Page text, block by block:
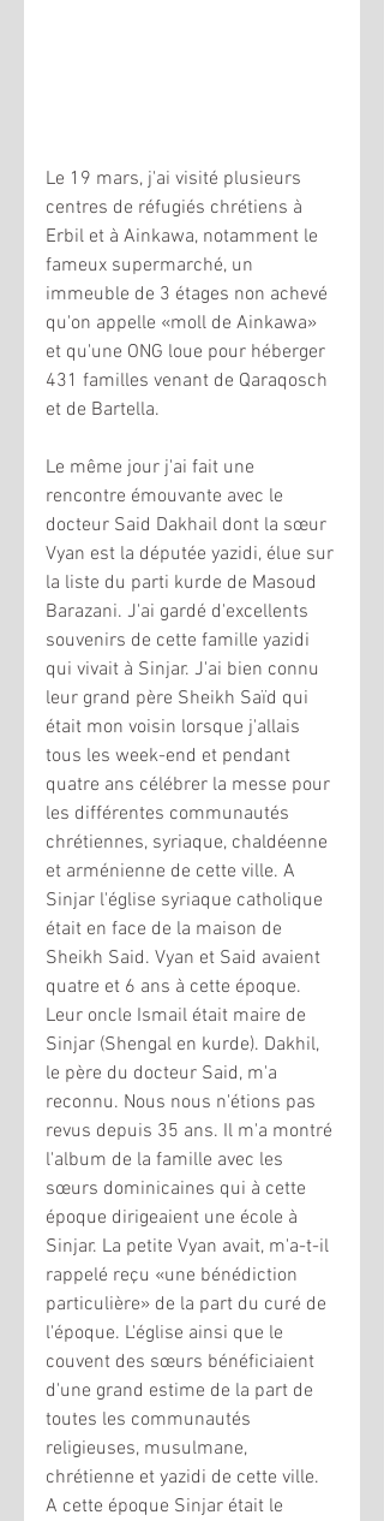
Le 19 mars, j'ai visité plusieurs
centres de réfugiés chrétiens à
Erbil et à Ainkawa, notamment le
fameux supermarché, un
immeuble de 3 étages non achevé
qu'on appelle «moll de Ainkawa»
et qu'une ONG loue pour héberger
431 familles venant de Qaraqosch
et de Bartella.
Le même jour j'ai fait une
rencontre émouvante avec le
docteur Said Dakhail dont la sœur
Vyan est la députée yazidi, élue sur
la liste du parti kurde de Masoud
Barazani. J'ai gardé d'excellents
souvenirs de cette famille yazidi
qui vivait à Sinjar. J'ai bien connu
leur grand père Sheikh Saïd qui
était mon voisin lorsque j'allais
tous les week-end et pendant
quatre ans célébrer la messe pour
les différentes communautés
chrétiennes, syriaque, chaldéenne
et arménienne de cette ville. A
Sinjar l'église syriaque catholique
était en face de la maison de
Sheikh Said. Vyan et Said avaient
quatre et 6 ans à cette époque.
Leur oncle Ismail était maire de
Sinjar (Shengal en kurde). Dakhil,
le père du docteur Said, m'a
reconnu. Nous nous n'étions pas
revus depuis 35 ans. Il m'a montré
l'album de la famille avec les
sœurs dominicaines qui à cette
époque dirigeaient une école à
Sinjar. La petite Vyan avait, m'a-t-il
rappelé reçu «une bénédiction
particulière» de la part du curé de
l'époque. L'église ainsi que le
couvent des sœurs bénéficiaient
d'une grand estime de la part de
toutes les communautés
religieuses, musulmane,
chrétienne et yazidi de cette ville.
A cette époque Sinjar était le